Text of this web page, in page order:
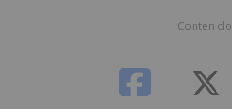
Contenido